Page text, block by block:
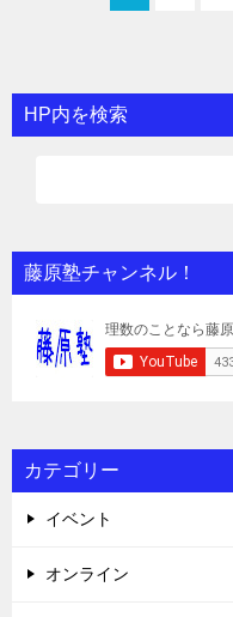
HP内を検索
藤原塾チャンネル！
カテゴリー
イベント
オンライン